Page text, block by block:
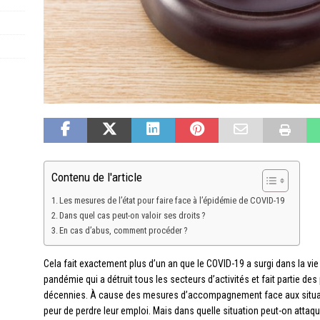
Contenu de l'article
Les mesures de l’état pour faire face à l’épidémie de COVID-19
Dans quel cas peut-on valoir ses droits ?
En cas d’abus, comment procéder ?
Cela fait exactement plus d’un an que le COVID-19 a surgi dans la
pandémie qui a détruit tous les secteurs d’activités et fait partie
décennies. À cause des mesures d’accompagnement face aux
peur de perdre leur emploi. Mais dans quelle situation peut-on